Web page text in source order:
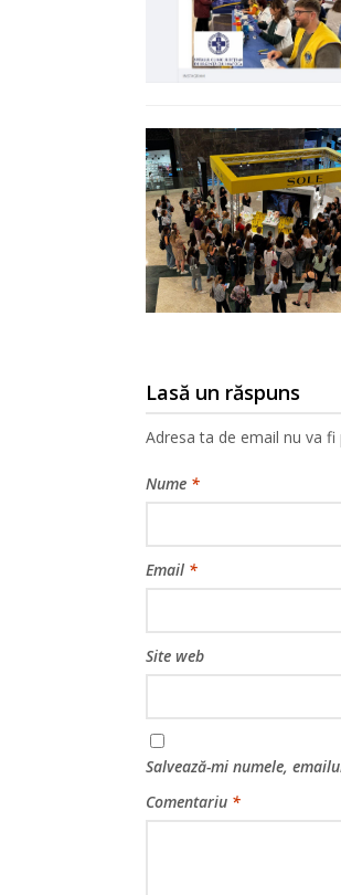
Lasă un răspuns
Adresa ta de email nu va fi
Nume *
Email *
Site web
Salvează-mi numele,
Comentariu *